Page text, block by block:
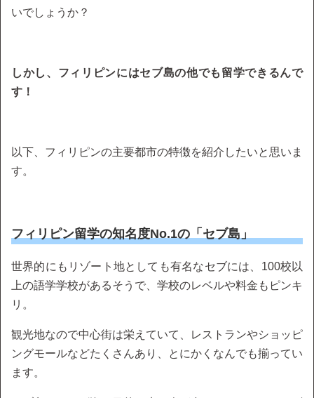
いでしょうか？
しかし、フィリピンにはセブ島の他でも留学できるんで
す！
以下、フィリピンの主要都市の特徴を紹介したいと思いま
す。
フィリピン留学の知名度No.1の「セブ島」
世界的にもリゾート地としても有名なセブには、100校以
上の語学学校があるそうで、学校のレベルや料金もピンキ
リ。
観光地なので中心街は栄えていて、レストランやショッピ
ングモールなどたくさんあり、とにかくなんでも揃ってい
ます。